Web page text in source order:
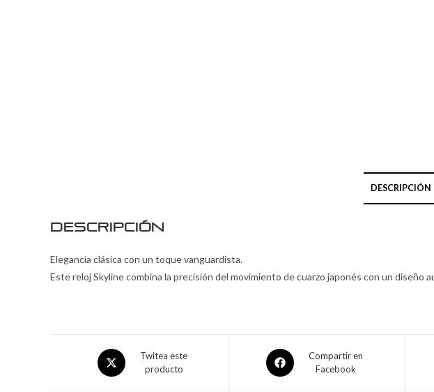
DESCRIPCIÓN
Descripción
Elegancia clásica con un toque vanguardista.
Este reloj Skyline combina la precisión del movimiento de cuarzo japonés con un diseño
Twitea este
producto
Compartir en
Facebook